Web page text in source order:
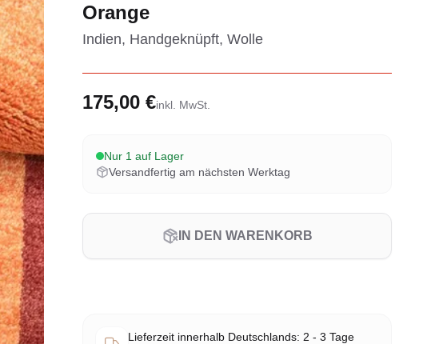
Orange
Indien, Handgeknüpft, Wolle
175,00 €inkl. MwSt.
Nur 1 auf Lager
Versandfertig am nächsten Werktag
IN DEN WARENKORB
Lieferzeit innerhalb Deutschlands: 2 - 3 Tage